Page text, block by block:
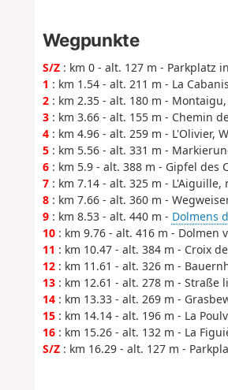
Wegpunkte
S/Z: km 0 - alt. 127 m - Parkplatz
1 : km 1.54 - alt. 211 m - La
2: km 2.35 - alt. 180 m -
3: km 3.66 - alt. 155 m - Chemin
4: km 4.96 - alt. 259 m - L'Olivier,
5: km 5.56 - alt. 331 m -
6: km 5.9 - alt. 388 m - Gipfel des
7: km 7.14 - alt. 325 m - L'Aiguille,
8: km 7.66 - alt. 360 m -
9: km 8.53 - alt. 440 m - Dolmens
10: km 9.76 - alt. 416 m - Dolmen
11 : km 10.47 - alt. 384 m - Croix
12: km 11.61 - alt. 326 m -
13: km 12.61 - alt. 278 m - Straße
14: km 13.33 - alt. 269 m -
15: km 14.14 - alt. 196 m - La
16: km 15.26 - alt. 132 m - La
S/Z: km 16.29 - alt. 127 m -